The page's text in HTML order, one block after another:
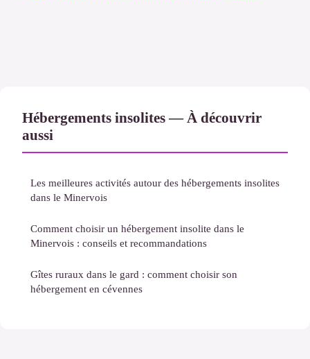
Hébergements insolites — À découvrir
aussi
Les meilleures activités autour des hébergements insolites
dans le Minervois
Comment choisir un hébergement insolite dans le
Minervois : conseils et recommandations
Gîtes ruraux dans le gard : comment choisir son
hébergement en cévennes